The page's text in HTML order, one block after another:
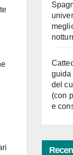
guida
del
(con
e